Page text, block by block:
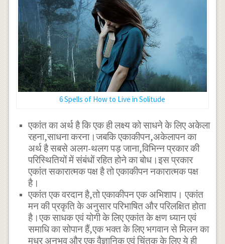
6 Spells of How to Live in Solitude
एकांत का अर्थ है कि एक ही लक्ष्य को साधने के लिए अकेला
रहना,साधना करना।जबकि एकाकीपन,अकेलापन का
अर्थ है सबसे अलग-थलग पड़ जाना,विभिन्न प्रकार की
परिस्थितियों में संबंधों रहित होने का बोध।इस प्रकार
एकांत सकारात्मक पक्ष है तो एकाकीपन नकारात्मक पक्ष
है।
एकांत एक वरदान है,तो एकाकीपन एक अभिशाप। एकांत
मन की प्रकृति के अनुसार परिभाषित और परिलक्षित होता
है।एक साधक एवं योगी के लिए एकांत के क्षण ध्यान एवं
समाधि का सोपान हैं,एक भक्त के लिए भगवान से मिलन का
मधुर अनुभव और एक वैज्ञानिक एवं चिंतक के लिए ये ही